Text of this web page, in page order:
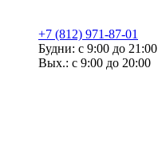
+7 (812) 971-87-01
Будни: с 9:00 до 21:00
Вых.: с 9:00 до 20:00